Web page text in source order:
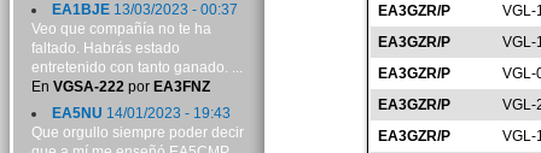
EA3GZR/P
VGL-
EA3GZR/P
VGL-
EA3GZR/P
VGL-
EA3GZR/P
VGL-
EA3GZR/P
VGL-
EA1BJE13/03/2023 - 00:37
Veo que compañía no te ha
faltado. Habrás estado
entretenido con tanto ganado. ...
En VGSA-222por EA3FNZ
EA5NU 14/01/2023 - 19:43
Que orgullo siempre poder decir